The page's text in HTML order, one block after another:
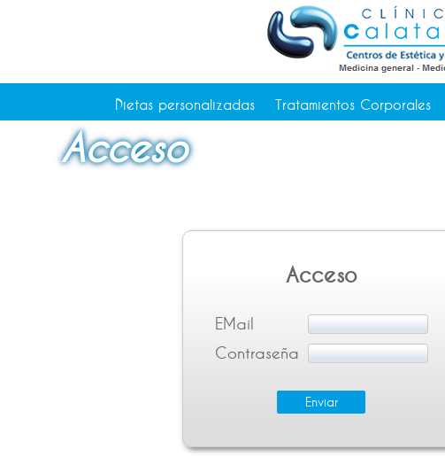
Dietas personalizadas Tratamientos Corporales
Consejos de salud
Acceso
Acceso
EMail
Contraseña